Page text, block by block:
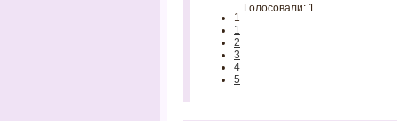
1
1
2
3
4
5
Голосовали: 1